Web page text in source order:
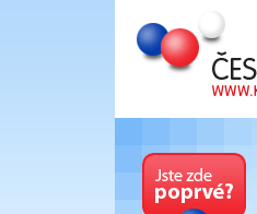
Český